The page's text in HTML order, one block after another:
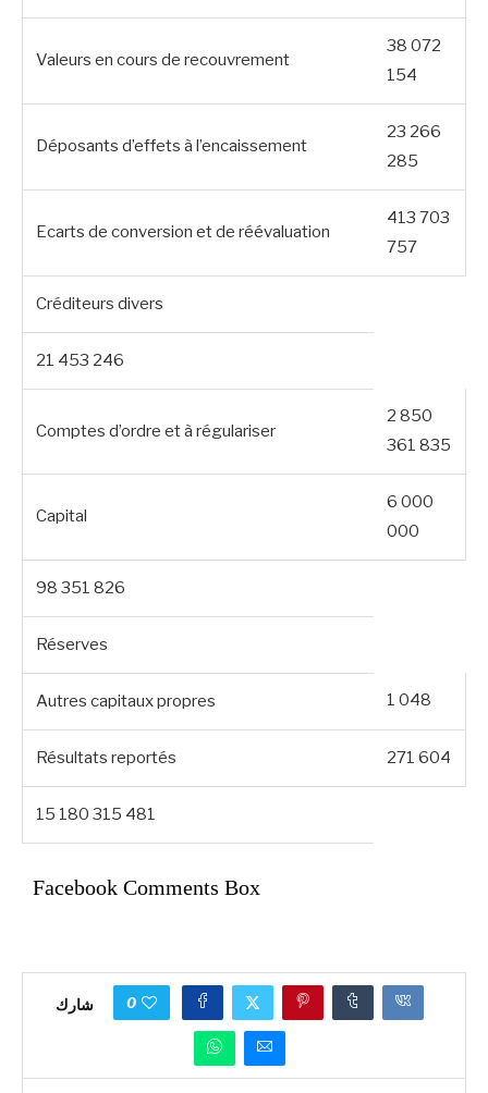
Valeurs en cours de recouvrement
38 072
154
Déposants d’effets à l’encaissement
23 266
285
Ecarts de conversion et de réévaluation
413 703
757
Créditeurs divers
21 453 246
Comptes d’ordre et à régulariser
2 850
361 835
Capital
6 000
000
98 351 826
Réserves
Autres capitaux propres 1 048
Résultats reportés 271 604
15 180 315 481
Facebook Comments Box
شارك 0